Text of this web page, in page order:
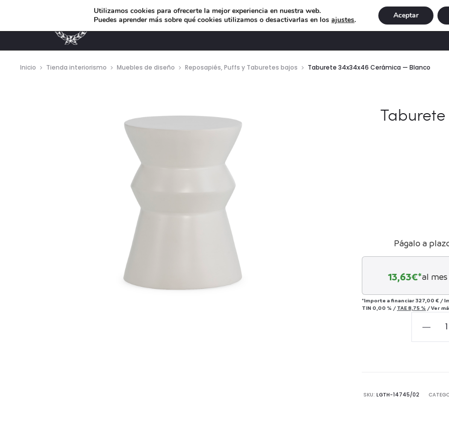
MUEBLES DE DISEÑO ILUMINACIÓN NAVIDAD
Inicio Tienda interiorismo Muebles de diseño Reposapiés, Puffs y Taburetes bajos Taburete 34x34x46 Cerámica — Blanco
Págalo a
13,63€*al
*Importe a financiar327,00 € /
TIN 0,00 % / TAE 8,75 % /Ver
Taburete
Blanco
SKU: LGTH-14745/02
Utilizamos cookies para ofrecerte la mejor experiencia en nuestra web.
Puedes aprender más sobre qué cookies utilizamos o desactivarlas en losajustes. Aceptar